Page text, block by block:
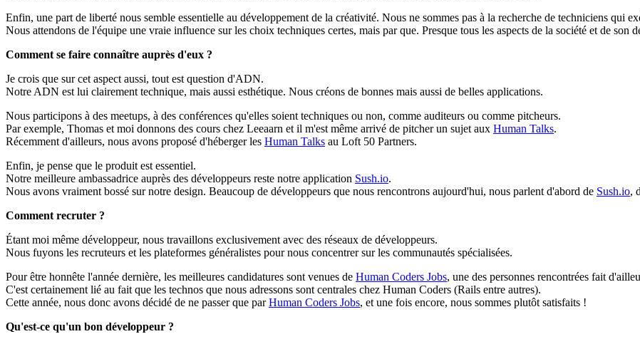
Enfin, une part de liberté nous semble essentielle au développement de la créativité. Nous ne sommes pas à la recherche de techniciens qui
Nous attendons de l'équipe une vraie influence sur les choix techniques certes, mais par que. Presque tous les aspects de la société et de
Comment se faire connaître auprès d'eux ?
Je crois que sur cet aspect aussi, tout est question d'ADN.
Notre ADN est lui clairement technique, mais aussi esthétique. Nous créons de bonnes mais aussi de belles applications.
Nous participons à des meetups, à des conférences qu'elles soient techniques ou non, comme auditeurs ou comme pitcheurs.
Par exemple, Thomas et moi donnons des cours chez Leeaarn et il m'est même arrivé de pitcher un sujet aux Human Talks.
Récemment d'ailleurs, nous avons proposé d'héberger les Human Talks au Loft 50 Partners.
Enfin, je pense que le produit est essentiel.
Notre meilleure ambassadrice auprès des développeurs reste notre application Sush.io.
Nous avons vraiment bossé sur notre design. Beaucoup de développeurs que nous rencontrons aujourd'hui, nous parlent d'abord de Sush.io,
Comment recruter ?
Étant moi même développeur, nous travaillons exclusivement avec des réseaux de développeurs.
Nous fuyons les recruteurs et les plateformes généralistes pour nous concentrer sur les communautés spécialisées.
Pour être honnête l'année dernière, les meilleures candidatures sont venues de Human Coders Jobs, une des personnes rencontrées fait
C'est certainement lié au fait que les technos que nous adressons sont centrales chez Human Coders (Rails entre autres).
Cette année, nous donc avons décidé de ne passer que parHuman Coders Jobs, et une fois encore, nous sommes plutôt satisfaits !
Qu'est-ce qu'un bon développeur ?